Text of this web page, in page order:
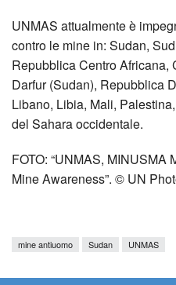
UNMAS attualmente è
contro le mine in: Sudan,
Repubblica Centro Africana,
Darfur (Sudan), Repubblica
Libano, Libia, Mali,
del Sahara occidentale.
FOTO: “UNMAS, MINUSMA
Mine Awareness”. © UN
mine antiuomo Sudan UNMAS